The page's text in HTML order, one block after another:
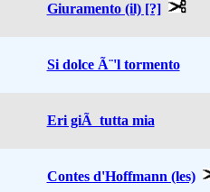
Giuramento (il) [?]
Si dolce Ã¨'l tormento
Eri giÃ tutta mia
Contes d'Hoffmann (les)